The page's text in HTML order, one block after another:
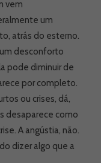
vem
um
atrás do esterno.
desconforto
pode diminuir de
por completo.
ou crises, dá,
desaparece como
A angústia, não.
dizer algo que a